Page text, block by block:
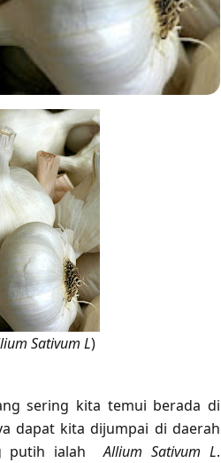
Sativum L)
sering kita temui berada di
dapat kita dijumpai di daerah
putih ialahAllium Sativum L.